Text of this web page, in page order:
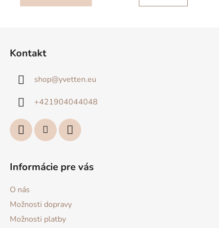
Kontakt
shop@yvetten.eu
+421904044048
Informácie pre vás
O nás
Možnosti dopravy
Možnosti platby